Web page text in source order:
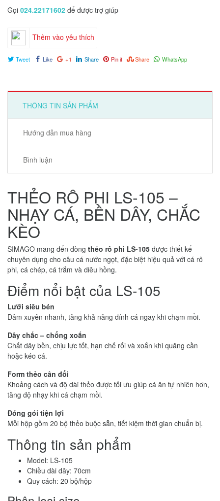
Gọi 024.22171602 để được trợ giúp
Thêm vào yêu thích
Tweet Like +1 Share Pin it Share WhatsApp
THÔNG TIN SẢN PHẨM
Hướng dẫn mua hàng
Bình luận
THẺO RÔ PHI LS-105 –
NHẠY CÁ, BỀN DÂY, CHẮC
KÈO
SIMAGO mang đến dòng thẻo rô phi LS-105 được thiết kế
chuyên dụng cho câu cá nước ngọt, đặc biệt hiệu quả với cá rô
phi, cá chép, cá trắm và diêu hồng.
Điểm nổi bật của LS-105
Lưỡi siêu bén
Đâm xuyên nhanh, tăng khả năng dính cá ngay khi chạm mồi.
Dây chắc – chống xoắn
Chất dây bền, chịu lực tốt, hạn chế rối và xoắn khi quăng cần
hoặc kéo cá.
Form thẻo cân đối
Khoảng cách và độ dài thẻo được tối ưu giúp cá ăn tự nhiên hơn,
tăng độ nhạy khi cá chạm mồi.
Đóng gói tiện lợi
Mỗi hộp gồm 20 bộ thẻo buộc sẵn, tiết kiệm thời gian chuẩn bị.
Thông tin sản phẩm
Model: LS-105
Chiều dài dây: 70cm
Quy cách: 20 bộ/hộp